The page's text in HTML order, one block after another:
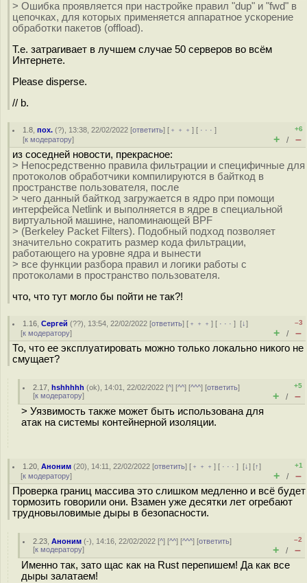
> Ошибка проявляется при настройке правил "dup" и "fwd" в
цепочках, для которых применяется аппаратное ускорение
обработки пакетов (offload).
Т.е. затрагивает в лучшем случае 50 серверов во всём
Интернете.
Please disperse.
// b.
1.8 ,пох. (?), 13:38, 22/02/2022 [ответить] [ ﹢﹢﹢] [ · · ·]
[к модератору]
+6
+ / –
из соседней новости, прекрасное:
> Непосредственно правила фильтрации и специфичные для
протоколов обработчики компилируются в байткод в
пространстве пользователя, после
> чего данный байткод загружается в ядро при помощи
интерфейса Netlink и выполняется в ядре в специальной
виртуальной машине, напоминающей BPF
> (Berkeley Packet Filters). Подобный подход позволяет
значительно сократить размер кода фильтрации,
работающего на уровне ядра и вынести
> все функции разбора правил и логики работы с
протоколами в пространство пользователя.
что, что тут могло бы пойти не так?!
1.16 ,Сергей (??), 13:54, 22/02/2022 [ответить] [ ﹢﹢﹢] [ · · ·][↓]
[к модератору]
–3
+ / –
То, что ее эксплуатировать можно только локально никого не
смущает?
2.17 ,hshhhhh (ok), 14:01, 22/02/2022 [^] [^^] [^^^] [ответить]
[к модератору]
+5
+ / –
> Уязвимость также может быть использована для
атак на системы контейнерной изоляции.
1.20 ,Аноним (20), 14:11, 22/02/2022 [ответить] [ ﹢﹢﹢] [ · · ·][↓] [↑]
[к модератору]
+1
+ / –
Проверка границ массива это слишком медленно и всё будет
тормозить говорили они. Взамен уже десятки лет огребают
трудновыловимые дыры в безопасности.
2.23 ,Аноним (-), 14:16, 22/02/2022 [^] [^^] [^^^] [ответить]
[к модератору]
–2
+ / –
Именно так, зато щас как на Rust перепишем! Да как все
дыры залатаем!